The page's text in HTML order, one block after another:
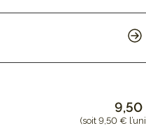
(soit 9,50 €